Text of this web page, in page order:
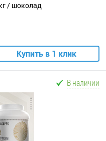
/ шоколад
Купить в 1 клик
В наличии